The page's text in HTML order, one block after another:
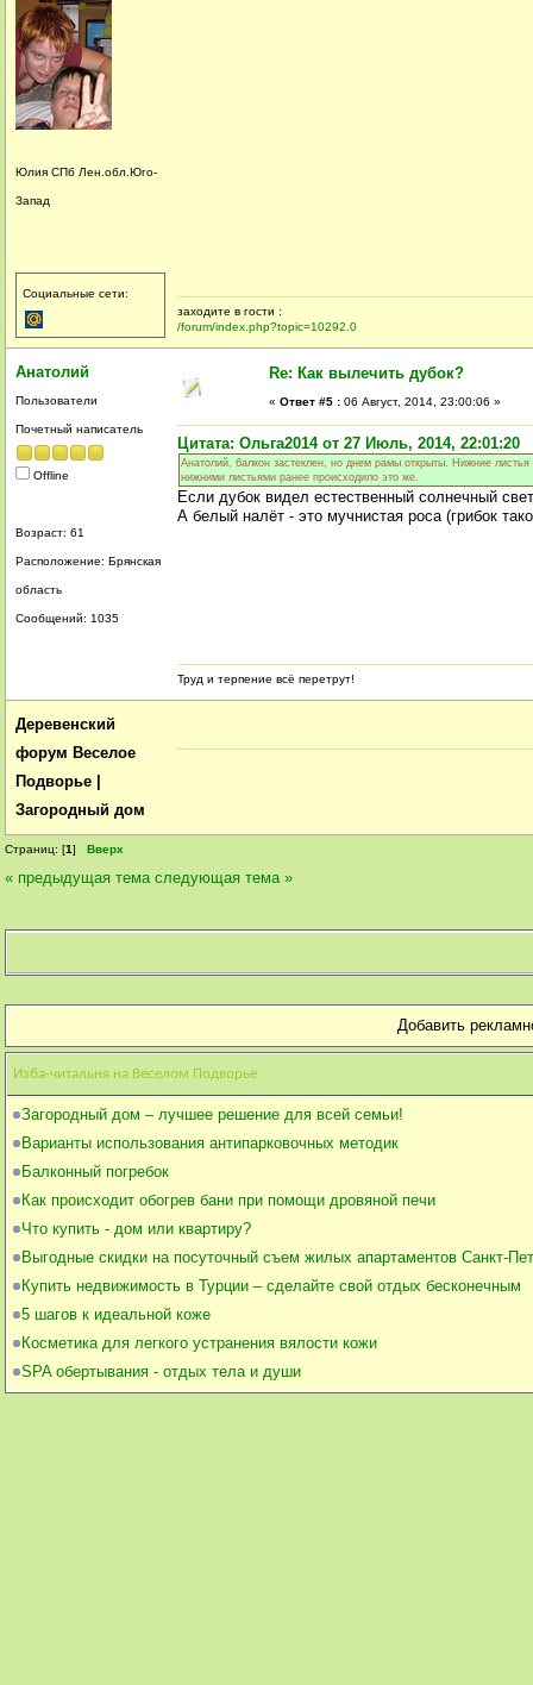
Юлия СПб Лен.обл.Юго-
Запад
Социальные сети:
заходите в гости :
/forum/index.php?topic=10292.0
Анатолий
Пользователи
Почетный написатель
Offline
Возраст: 61
Расположение: Брянская
область
Сообщений: 1035
Re: Как вылечить дубок?
« Ответ #5 : 06 Август, 2014, 23:00:06 »
Цитата: Ольга2014 от 27 Июль, 2014, 22:01:20
Анатолий, балкон застеклен, но днем рамы открыты. Нижние
нижними листьями ранее происходило это же.
Если дубок видел естественный солнечный
А белый налёт - это мучнистая роса (грибок
Труд и терпение всё перетрут!
Деревенский
форум Веселое
Подворье |
Загородный дом
Страниц: [1] Вверх
« предыдущая тема следующая тема »
Добавить
Изба-читальня на Веселом Подворье
Загородный дом – лучшее решение для всей семьи!
Варианты использования антипарковочных методик
Балконный погребок
Как происходит обогрев бани при помощи дровяной печи
Что купить - дом или квартиру?
Выгодные скидки на посуточный съем жилых апартаментов Санкт-
Купить недвижимость в Турции – сделайте свой отдых бесконечным
5 шагов к идеальной коже
Косметика для легкого устранения вялости кожи
SPA обертывания - отдых тела и души